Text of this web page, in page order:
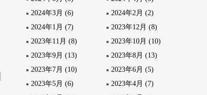
2024年3月 (6)
2024年2月 (2)
2024年1月 (7)
2023年12月 (8)
2023年11月 (8)
2023年10月 (10)
2023年9月 (13)
2023年8月 (13)
2023年7月 (10)
2023年6月 (5)
2023年5月 (6)
2023年4月 (7)